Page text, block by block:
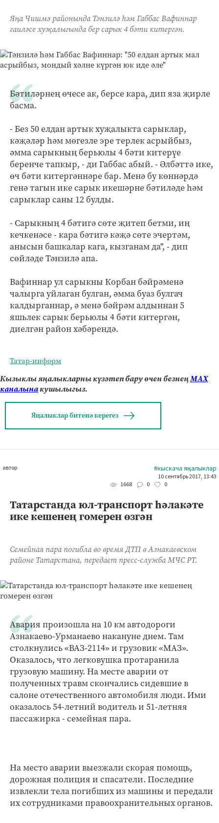
Яңа Чишмә районында Тәнзилә һәм Габбас Вафиннар
гаиләсе хуҗалыгында бер сарык 4 бәти китергән.
Бәтиләрнең өчесе ак, берсе кара, дип яза җирле
басма.
- Без 50 елдан артык хуҗалыкта сарыклар,
кәҗәләр һәм мөгезле эре терлек асрыйбыз,
әмма сарыкның берьюлы 4 бәти китерүе
беренче тапкыр, - ди Габбас абый. - Әлбәттә ике,
өч бәти китергәннәре бар. Менә бу көннәрдә
генә тагын ике сарык икешәрне бәтиләде һәм
сарыклар саны 12 булды.
- Сарыкның 4 бәтигә сөте җитеп бетми, иң
кечкенәсе - кара бәтигә кәҗә сөте эчертәм,
анысын башкалар кага, кызганам да", - дип
сөйләде Тәнзилә апа.
Вафиннар ул сарыкны Корбан бәйрәменә
чалырга уйлаган булган, әмма буаз булгач
калдырганнар, ә менә бәйрәм алдыннан 5
яшьлек сарык берьюлы 4 бәти китергән,
диелгән район хәбәрендә.
Татар-информ
Кызыклы яңалыкларны күзәтеп бару өчен безнеңМАХ
каналынакушылыгыз.
Яңалыклар битенә керегез
автор #кыскача яңалыклар
10 сентябрь 2017, 13:43
1668
0 0
Татарстанда юл-транспорт һәлакәте
ике кешенең гомерен өзгән
Семейная пара погибла во время ДТП в Азнакаевском
районе Татарстана, передает пресс-служба МЧС РТ.
Авария произошла на 10 км автодороги
Азнакаево-Урманаево накануне днем. Там
столкнулись «ВАЗ-2114» и грузовик «МАЗ».
Оказалось, что легковушка протаранила
грузовую машину. На месте аварии от
полученных травм скончались сидевшие в
салоне отечественного автомобиля люди. Ими
оказалось 54-летний водитель и 51-летняя
пассажирка - семейная пара.
На место аварии выезжали скорая помощь,
дорожная полиция и спасатели. Последние
извлекли тела погибших из машины и передали
их сотрудниками правоохранительных органов.